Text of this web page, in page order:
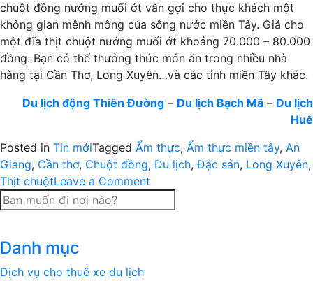
chuột đồng nướng muối ớt vẫn gợi cho thực khách một
không gian mênh mông của sông nước miền Tây. Giá cho
một đĩa thịt chuột nướng muối ớt khoảng 70.000 – 80.000
đồng. Bạn có thể thưởng thức món ăn trong nhiều nhà
hàng tại Cần Thơ, Long Xuyên…và các tỉnh miền Tây khác.
Du lịch động Thiên Đường – Du lịch Bạch Mã – Du lịch
Huế
Posted in Tin mớiTagged Ẩm thực, Ẩm thực miền tây, An
Giang, Cần thơ, Chuột đồng, Du lịch,Đặc sản, Long Xuyên,
Thịt chuộtLeave a Comment
sản
Danh mục
Dịch vụ cho thuê xe du lịch